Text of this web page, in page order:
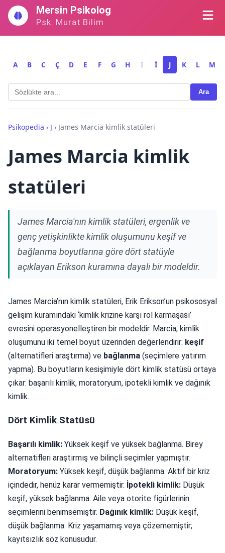
İçeriğe
geç
Mersin Psikolog
Psk. Murat Bilim
A B C Ç D E F G H I İ J K L M
Ara
Psikopedia › J › James Marcia kimlik statüleri
James Marcia kimlik
statüleri
James Marcia'nın kimlik statüleri, ergenlik ve
genç yetişkinlikte kimlik oluşumunu keşif ve
bağlanma boyutlarına göre dört statüyle
açıklayan Erikson kuramına dayalı bir modeldir.
James Marcia’nın kimlik statüleri, Erik Erikson’un psikososyal
gelişim kuramındaki ‘kimlik krizine karşı rol karmaşası’
evresini operasyonelleştiren bir modeldir. Marcia, kimlik
oluşumunu iki temel boyut üzerinden değerlendirir: keşif
(alternatifleri araştırma) ve bağlanma (seçimlere yatırım
yapma). Bu boyutların kesişimiyle dört kimlik statüsü ortaya
çıkar: başarılı kimlik, moratoryum, ipotekli kimlik ve dağınık
kimlik.
Dört Kimlik Statüsü
Başarılı kimlik: Yüksek keşif ve yüksek bağlanma. Birey
alternatifleri araştırmış ve bilinçli seçimler yapmıştır.
Moratoryum: Yüksek keşif, düşük bağlanma. Aktif bir kriz
içindedir, henüz karar vermemiştir. İpotekli kimlik: Düşük
keşif, yüksek bağlanma. Aile veya otorite figürlerinin
seçimlerini benimsemiştir. Dağınık kimlik: Düşük keşif,
düşük bağlanma. Kriz yaşamamış veya çözememiştir;
kayıtsızlık söz konusudur.